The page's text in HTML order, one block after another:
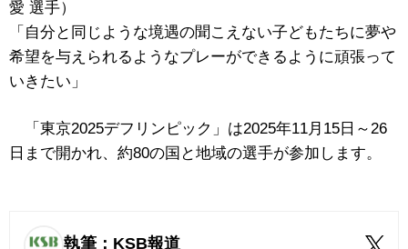
愛 選手）
「自分と同じような境遇の聞こえない子どもたちに夢や
希望を与えられるようなプレーができるように頑張って
いきたい」
「東京2025デフリンピック」は2025年11月15日～26
日まで開かれ、約80の国と地域の選手が参加します。
執筆：KSB報道